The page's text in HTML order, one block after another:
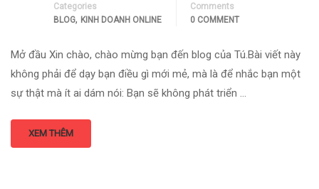
Categories
BLOG, KINH DOANH ONLINE
Comments
0 COMMENT
Mở đầu Xin chào, chào mừng bạn đến blog của Tú.Bài viết này
không phải để dạy bạn điều gì mới mẻ, mà là để nhắc bạn một
sự thật mà ít ai dám nói: Bạn sẽ không phát triển …
XEM THÊM